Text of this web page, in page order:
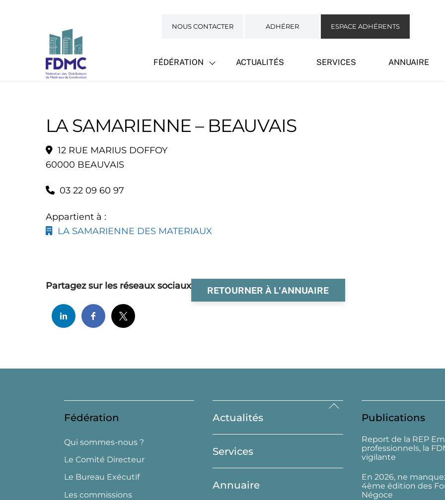
NOUS CONTACTER ADHÉRER ESPACE ADHÉRENTS
FÉDÉRATION ACTUALITÉS SERVICES ANNUAIRE
LA SAMARIENNE – BEAUVAIS
12 RUE MARIUS DOFFOY
60000 BEAUVAIS
03 22 09 60 97
Appartient à :
LA SAMARIENNE DES MATERIAUX
RETOURNER À L'ANNUAIRE
Partagez sur les réseaux sociaux
Back
Top
Fédération
Qui sommes-nous ?
Le Comité Directeur
Le Bureau Exécutif
Les commissions
Actualités
Services
Annuaire
Publications
Report de la REP
professionnels, la
vigilante
En 2026, ne
4ème édition des
Négoce